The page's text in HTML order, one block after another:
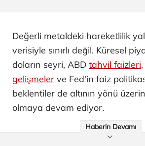
Değerli metaldeki hareketlilik
verisiyle sınırlı değil. Küresel
doların seyri, ABD tahvil faizleri,
gelişmeler ve Fed'in faiz
beklentiler de altının yönü
olmaya devam ediyor.
Haberin Devamı